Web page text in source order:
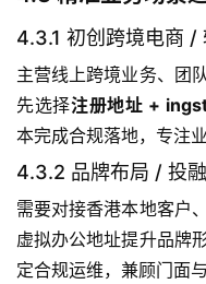
资
讯
外
公
司
4.3.1 初创跨境电商 /
主营线上跨境业务、团
先选择注册地址 +
本完成合规落地，专注业
4.3.2 品牌布局 / 投
需要对接香港本地客户
虚拟办公地址提升品牌
定合规运维，兼顾门面与